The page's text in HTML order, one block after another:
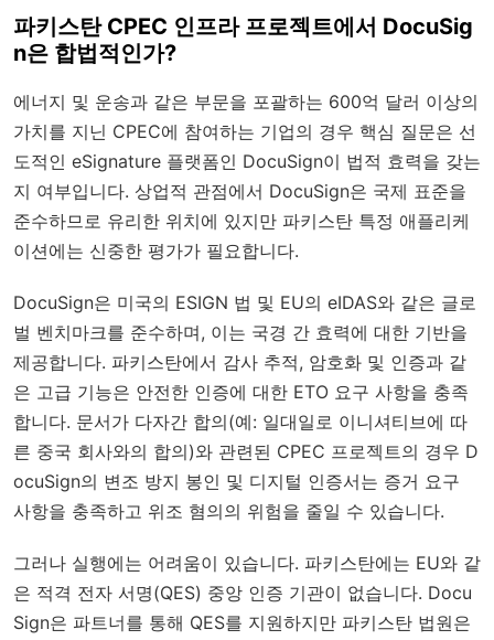
파키스탄 CPEC 인프라 프로젝트에서 DocuSig
n은 합법적인가?
에너지 및 운송과 같은 부문을 포괄하는 600억 달러 이상의
가치를 지닌 CPEC에 참여하는 기업의 경우 핵심 질문은 선
도적인 eSignature 플랫폼인 DocuSign이 법적 효력을 갖는
지 여부입니다. 상업적 관점에서 DocuSign은 국제 표준을
준수하므로 유리한 위치에 있지만 파키스탄 특정 애플리케
이션에는 신중한 평가가 필요합니다.
DocuSign은 미국의 ESIGN 법 및 EU의 eIDAS와 같은 글로
벌 벤치마크를 준수하며, 이는 국경 간 효력에 대한 기반을
제공합니다. 파키스탄에서 감사 추적, 암호화 및 인증과 같
은 고급 기능은 안전한 인증에 대한 ETO 요구 사항을 충족
합니다. 문서가 다자간 합의(예: 일대일로 이니셔티브에 따
른 중국 회사와의 합의)와 관련된 CPEC 프로젝트의 경우 D
ocuSign의 변조 방지 봉인 및 디지털 인증서는 증거 요구
사항을 충족하고 위조 혐의의 위험을 줄일 수 있습니다.
그러나 실행에는 어려움이 있습니다. 파키스탄에는 EU와 같
은 적격 전자 서명(QES) 중앙 인증 기관이 없습니다. Docu
Sign은 파트너를 통해 QES를 지원하지만 파키스탄 법원은